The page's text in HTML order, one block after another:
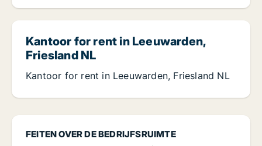
FEITEN OVER DE BEDRIJFSRUIMTE
Kantoor for rent in Leeuwarden,
Friesland NL
Kantoor for rent in Leeuwarden, Friesland NL